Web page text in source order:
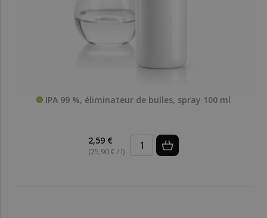
IPA 99 %, éliminateur de bulles, spray 100 ml
2,59 €
(25,90 € / l)